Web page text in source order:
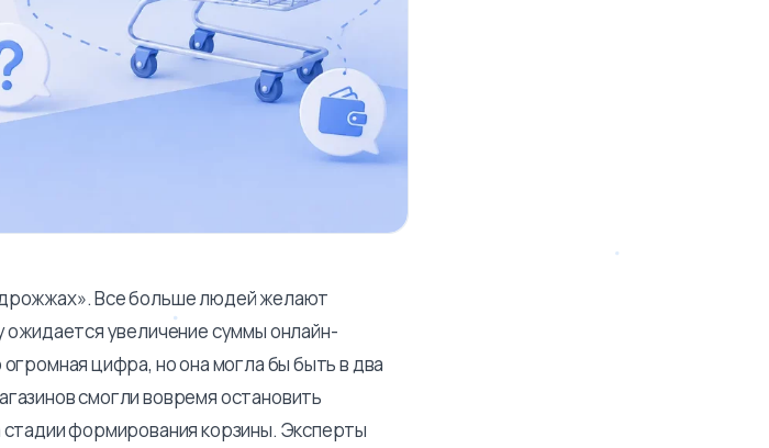
Все больше людей желают
ожидается увеличение суммы онлайн-
цифра, но она могла бы быть в два
смогли вовремя остановить
формирования корзины. Эксперты